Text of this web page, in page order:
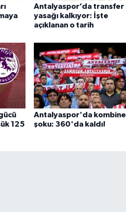
Antalyaspor’da transfer
yasağı kalkıyor: İşte
açıklanan o tarih
125
Antalyaspor'da kombine
şoku: 360'da kaldı!